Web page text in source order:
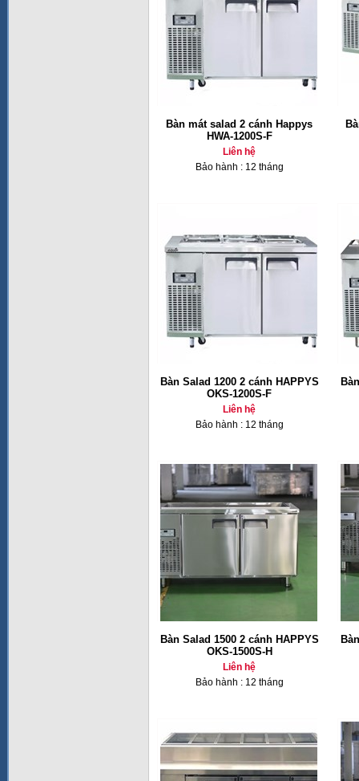
Bàn mát salad 2 cánh Happys
HWA-1200S-F
Liên hệ
Bảo hành : 12 tháng
Bàn Salad 1200 2 cánh HAPPYS
OKS-1200S-F
Liên hệ
Bảo hành : 12 tháng
Bàn Salad 1500 2 cánh HAPPYS
OKS-1500S-H
Liên hệ
Bảo hành : 12 tháng